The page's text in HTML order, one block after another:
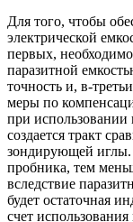
Для того, чтобы
электрической
первых,
паразитной
точность и, в-
меры по
при
создается тракт
зондирующей иглы.
пробника, тем
вследствие
будет остаточная
счет